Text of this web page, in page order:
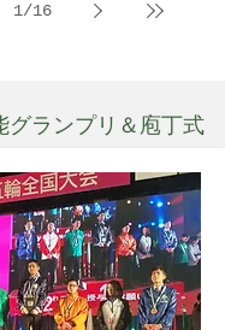
1/16
グランプリ＆庖丁式